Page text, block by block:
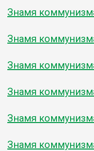
Знамя
Знамя
Знамя
Знамя
Знамя
Знамя